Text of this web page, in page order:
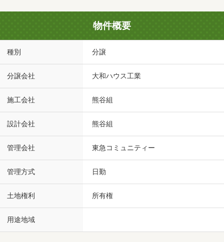
物件概要
種別 分譲
分譲会社 大和ハウス工業
施工会社 熊谷組
設計会社 熊谷組
管理会社 東急コミュニティー
管理方式 日勤
土地権利 所有権
用途地域